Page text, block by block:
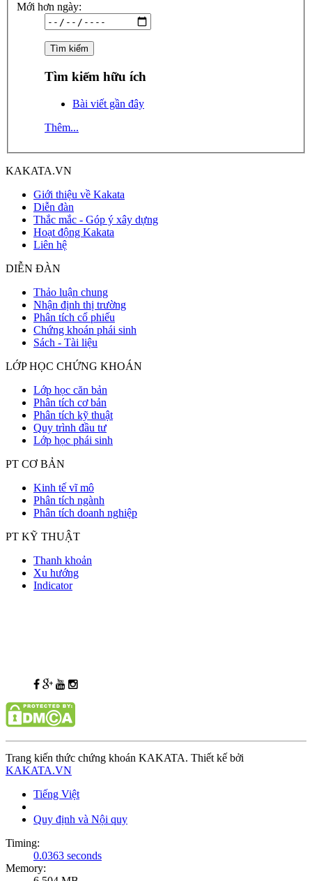
Mới hơn ngày:
Tìm kiếm hữu ích
Bài viết gần đây
Thêm...
KAKATA.VN
Giới thiệu về Kakata
Diễn đàn
Thắc mắc - Góp ý xây dựng
Hoạt động Kakata
Liên hệ
DIỄN ĐÀN
Thảo luận chung
Nhận định thị trường
Phân tích cổ phiếu
Chứng khoán phái sinh
Sách - Tài liệu
LỚP HỌC CHỨNG KHOÁN
Lớp học căn bản
Phân tích cơ bản
Phân tích kỹ thuật
Quy trình đầu tư
Lớp học phái sinh
PT CƠ BẢN
Kinh tế vĩ mô
Phân tích ngành
Phân tích doanh nghiệp
PT KỸ THUẬT
Thanh khoản
Xu hướng
Indicator
Trang kiến thức chứng khoán KAKATA. Thiết kế bởi
KAKATA.VN
Tiếng Việt
Quy định và Nội quy
Timing:
0.0363 seconds
Memory: